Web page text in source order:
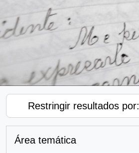
Restringir resultados por:
Área temática